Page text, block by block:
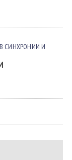
СИНХРОНИИ И